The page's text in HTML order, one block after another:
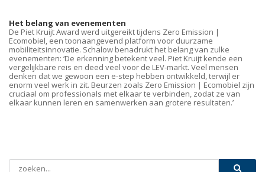
Het belang van evenementen
De Piet Kruijt Award werd uitgereikt tijdens Zero Emission |
Ecomobiel, een toonaangevend platform voor duurzame
mobiliteitsinnovatie. Schalow benadrukt het belang van zulke
evenementen: ‘De erkenning betekent veel. Piet Kruijt kende een
vergelijkbare reis en deed veel voor de LEV-markt. Veel mensen
denken dat we gewoon een e-step hebben ontwikkeld, terwijl er
enorm veel werk in zit. Beurzen zoals Zero Emission | Ecomobiel zijn
cruciaal om professionals met elkaar te verbinden, zodat ze van
elkaar kunnen leren en samenwerken aan grotere resultaten.’